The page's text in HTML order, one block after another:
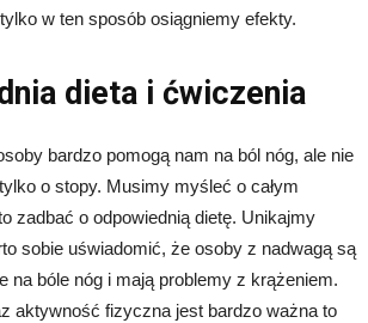
w ten sposób osiągniemy efekty.
dieta i ćwiczenia
bardzo pomogą nam na ból nóg, ale nie
o stopy. Musimy myśleć o całym
zadbać o odpowiednią dietę. Unikajmy
sobie uświadomić, że osoby z nadwagą są
na bóle nóg i mają problemy z krążeniem.
aktywność fizyczna jest bardzo ważna to